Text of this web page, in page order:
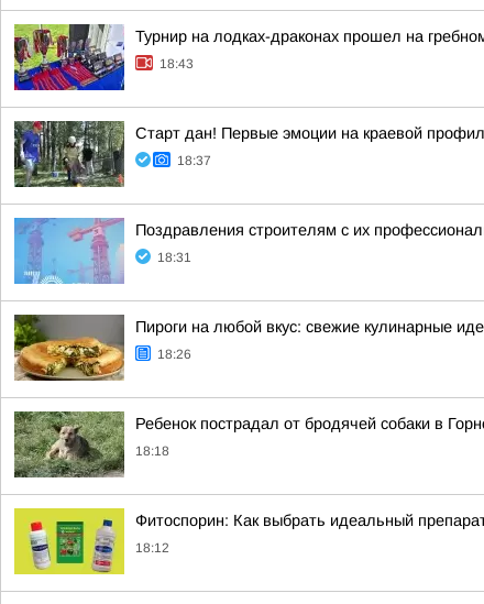
Турнир на лодках-драконах прошел на
18:43
Старт дан! Первые эмоции на краевой
18:37
Поздравления строителям с их
18:31
Пироги на любой вкус: свежие кулинарные
18:26
Ребенок пострадал от бродячей собаки в
18:18
Фитоспорин: Как выбрать идеальный
18:12